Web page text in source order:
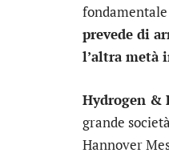
prevede di
l’altra metà
Hydrogen &
grande
Hannover